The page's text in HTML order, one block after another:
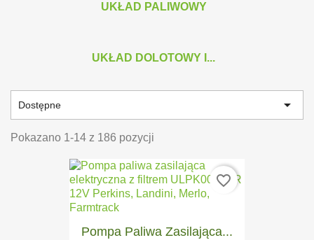
UKŁAD PALIWOWY
UKŁAD DOLOTOWY I...
Dostępne 
Pokazano 1-14 z 186 pozycji
Pompa Paliwa Zasilająca...
favorite_border